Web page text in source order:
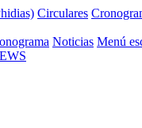
Circulares
Noticias Menú